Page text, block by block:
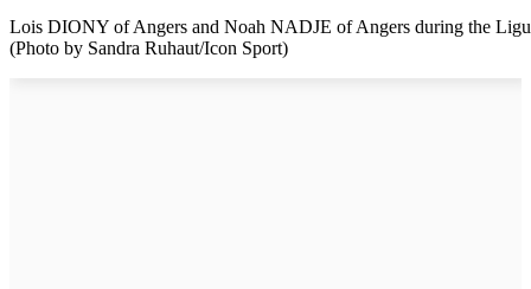
Lois DIONY of Angers and Noah NADJE of Angers during the
(Photo by Sandra Ruhaut/Icon Sport)